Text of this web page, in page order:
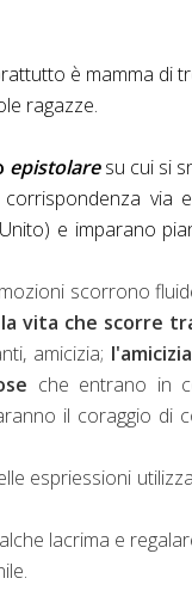
è mamma di
ragazze.
epistolare su cui si
via
e imparano
scorrono
la vita che scorre
amicizia;
che entrano in
il coraggio di
espriessioni
lacrima e